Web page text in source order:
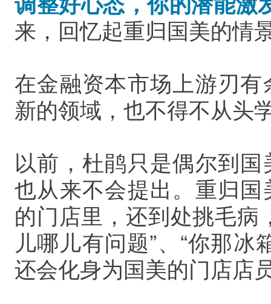
来，回忆起重归国美的情
在金融资本市场上游刃
新的领域，也不得不从头
以前，杜鹃只是偶尔到
也从来不会提出。重归
的门店里，还到处挑毛病
儿哪儿有问题”、“你那
还会化身为国美的门店店